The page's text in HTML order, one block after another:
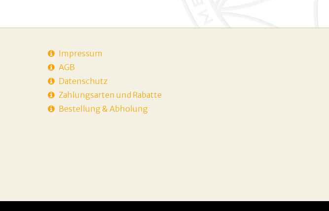
Impressum
AGB
Datenschutz
Zahlungsarten und Rabatte
Bestellung & Abholung